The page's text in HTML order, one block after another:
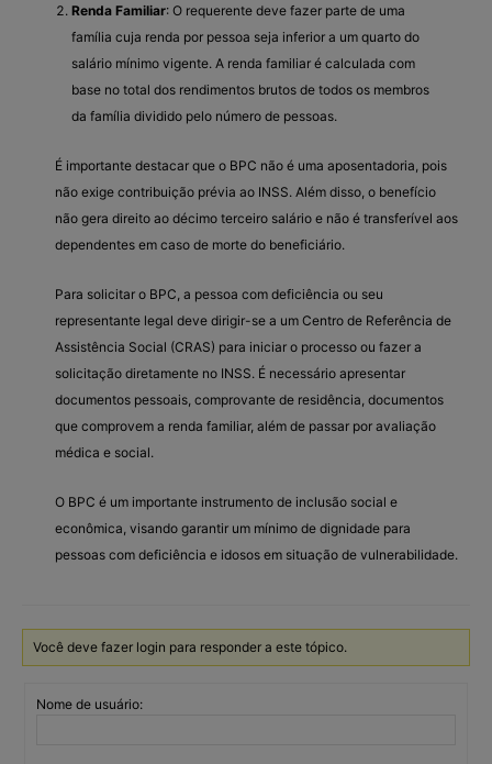
Renda Familiar: O requerente deve fazer parte de uma
família cuja renda por pessoa seja inferior a um quarto do
salário mínimo vigente. A renda familiar é calculada com
base no total dos rendimentos brutos de todos os membros
da família dividido pelo número de pessoas.
É importante destacar que o BPC não é uma aposentadoria, pois
não exige contribuição prévia ao INSS. Além disso, o benefício
não gera direito ao décimo terceiro salário e não é transferível aos
dependentes em caso de morte do beneficiário.
Para solicitar o BPC, a pessoa com deficiência ou seu
representante legal deve dirigir-se a um Centro de Referência de
Assistência Social (CRAS) para iniciar o processo ou fazer a
solicitação diretamente no INSS. É necessário apresentar
documentos pessoais, comprovante de residência, documentos
que comprovem a renda familiar, além de passar por avaliação
médica e social.
O BPC é um importante instrumento de inclusão social e
econômica, visando garantir um mínimo de dignidade para
pessoas com deficiência e idosos em situação de vulnerabilidade.
Você deve fazer login para responder a este tópico.
Nome de usuário: